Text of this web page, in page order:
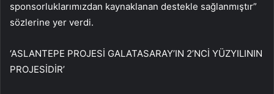
sponsorluklarımızdan kaynaklanan destekle sağlanmıştır”
sözlerine yer verdi.
‘ASLANTEPE PROJESİ GALATASARAY’IN 2’NCİ YÜZYILININ
PROJESİDİR’